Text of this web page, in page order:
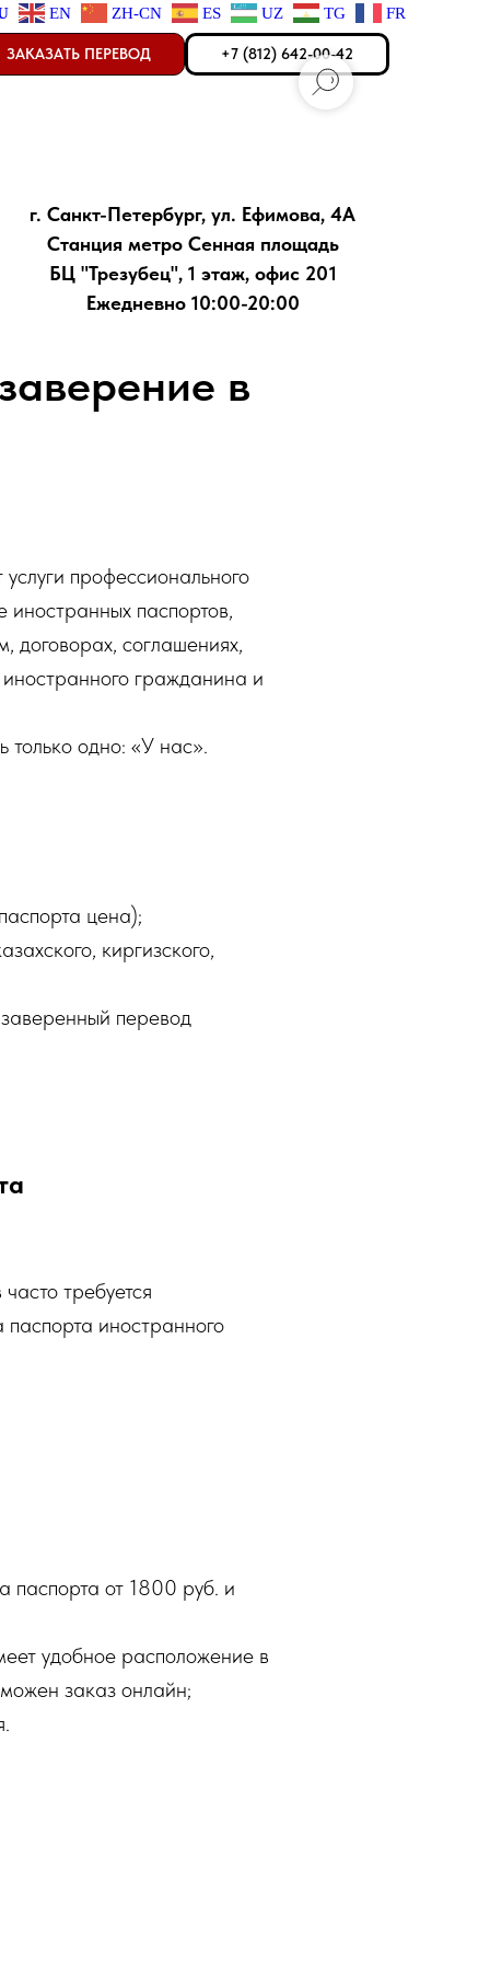
EN ZH-CN ES UZ TG FR
ЗАКАЗАТЬ ПЕРЕВОД +7 (812) 642-00-42
г. Санкт-Петербург, ул. Ефимова, 4А
Станция метро Сенная площадь
БЦ "Трезубец", 1 этаж, офис 201
Ежедневно 10:00-20:00
в
профессионального
паспортов,
договорах, соглашениях,
гражданина и
только одно: «У нас».
цена);
киргизского,
перевод
требуется
иностранного
паспорта от 1800 руб. и
удобное расположение в
заказ онлайн;